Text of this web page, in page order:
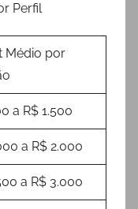
Perfil
Médio por
a R$ 1.500
a R$ 2.000
a R$ 3.000